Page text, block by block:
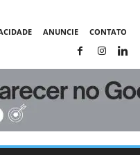
ANUNCIE CONTATO